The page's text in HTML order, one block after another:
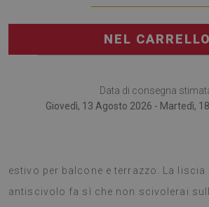
NEL CARRELLO
Data di consegna
Giovedì, 13 Agosto 2026 - Martedì,
estivo per balcone e terrazzo. La liscia
antiscivolo fa sì che non scivolerai